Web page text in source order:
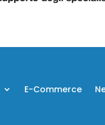
E-Commerce